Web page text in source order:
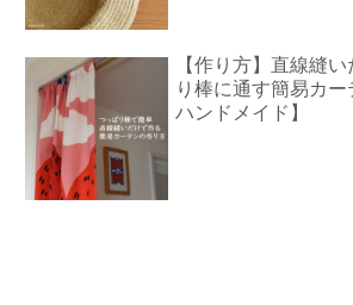
【作り方】直線縫
り棒に通す簡易カ
ハンドメイド】